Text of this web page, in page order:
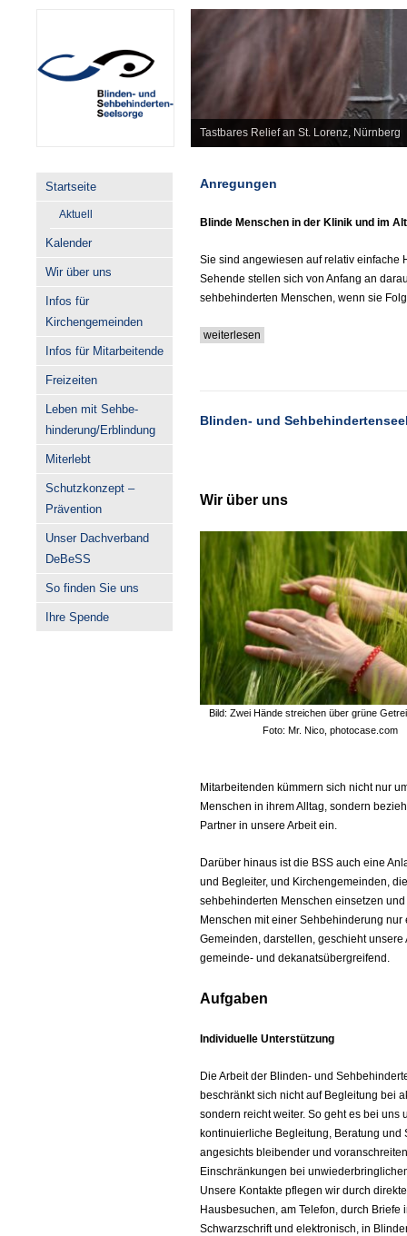
Tastbares Relief an St. Lorenz, Nürnberg
Startseite
Aktuell
Kalender
Wir über uns
Infos für
Kirchengemeinden
Infos für Mitarbeitende
Freizeiten
Leben mit Sehbe-
hinderung/Erblindung
Miterlebt
Schutzkonzept –
Prävention
Unser Dachverband
DeBeSS
So finden Sie uns
Ihre Spende
Anregungen
Blinde Menschen in der Klinik und im
Sie sind angewiesen auf relativ einfache
Sehende stellen sich von Anfang an
sehbehinderten Menschen, wenn sie
weiterlesen
Blinden- und
Wir über uns
Bild: Zwei Hände streichen über grüne
Foto: Mr. Nico, photocase.com
Mitarbeitenden kümmern sich nicht nur
Menschen in ihrem Alltag, sondern
Partner in unsere Arbeit ein.
Darüber hinaus ist die BSS auch eine
und Begleiter, und Kirchengemeinden,
sehbehinderten Menschen einsetzen
Menschen mit einer Sehbehinderung
Gemeinden, darstellen, geschieht
gemeinde- und dekanatsübergreifend.
Aufgaben
Individuelle Unterstützung
Die Arbeit der Blinden- und
beschränkt sich nicht auf Begleitung bei
sondern reicht weiter. So geht es bei uns
kontinuierliche Begleitung, Beratung und
angesichts bleibender und
Einschränkungen bei
Unsere Kontakte pflegen wir durch
Hausbesuchen, am Telefon, durch Briefe
Schwarzschrift und elektronisch, in